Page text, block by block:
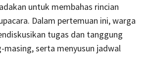
untuk membahas rincian
Dalam pertemuan ini, warga
tugas dan tanggung
masing, serta menyusun jadwal